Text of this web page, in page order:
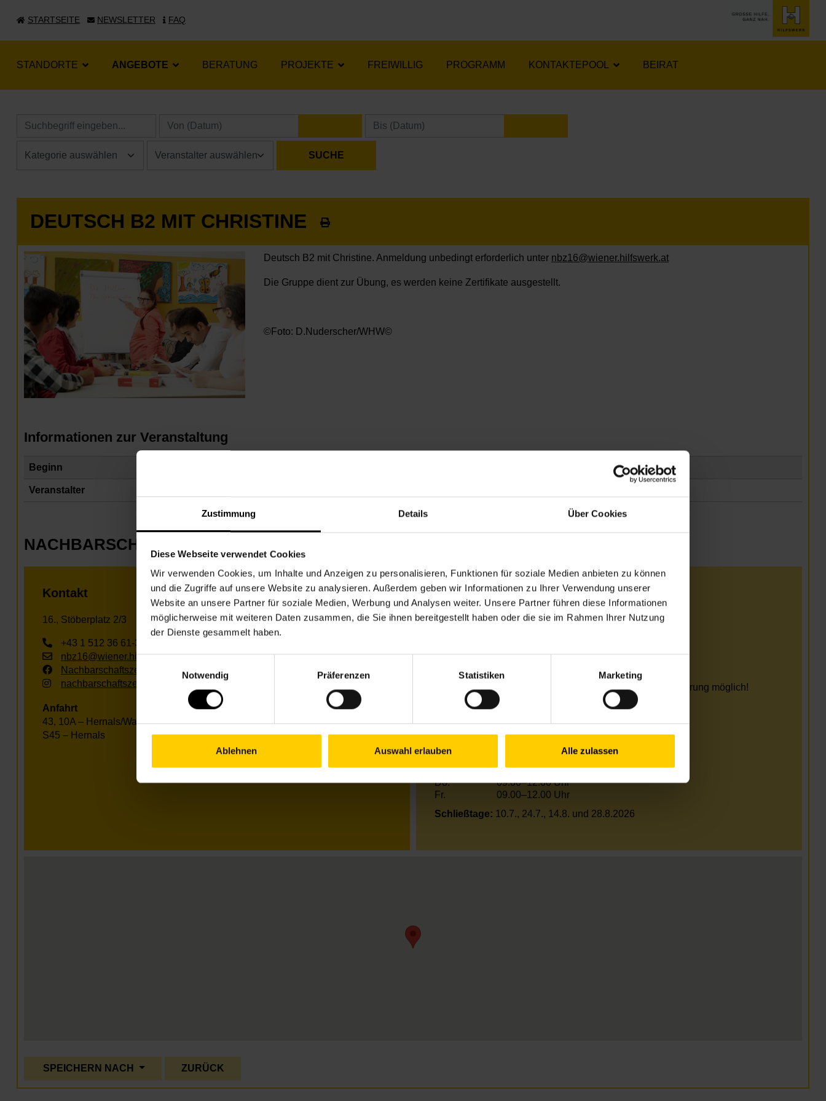
Zustimmung Details Über Cookies
Diese Webseite verwendet Cookies
Wir verwenden Cookies, um Inhalte und Anzeigen zu personalisieren, Funktionen für soziale Medien anbieten zu können
und die Zugriffe auf unsere Website zu analysieren. Außerdem geben wir Informationen zu Ihrer Verwendung unserer
Website an unsere Partner für soziale Medien, Werbung und Analysen weiter. Unsere Partner führen diese Informationen
möglicherweise mit weiteren Daten zusammen, die Sie ihnen bereitgestellt haben oder die sie im Rahmen Ihrer Nutzung
der Dienste gesammelt haben.
Einwilligungsauswahl
Notwendig
Präferenzen Statistiken Marketing
Ablehnen Auswahl erlauben Alle zulassen
STARTSEITE NEWSLETTER FAQ
STANDORTE ANGEBOTE BERATUNG PROJEKTE FREIWILLIG PROGRAMM KONTAKTEPOOL BEIRAT
KALENDER ÖFFNEN
DEUTSCH B2 MIT CHRISTINE
Deutsch B2 mit Christine. Anmeldung unbedingt erforderlich unter nbz16@wiener.hilfswerk.at
Die Gruppe dient zur Übung, es werden keine Zertifikate ausgestellt.
©Foto: D.Nuderscher/WHW©
Informationen zur Veranstaltung
Beginn
Veranstalter
NACHBARSCHAFTSZENTRUM 16
Kontakt
16., Stöberplatz 2/3
+43 1 512 36 61-3550
nbz16@wiener.hilfswerk.at
Nachbarschaftszentren
nachbarschaftszentren.wien
Anfahrt
43, 10A – Hernals/Wattgasse
S45 – Hernals
Öffnungszeiten
Mo.
13.00–17.00 Uhr
Do.
09.00–12.00 Uhr
Außerhalb der Öffnungszeiten sind Termine nach Vereinbarung möglich!
Mo.
13.00–17.00 Uhr
Di.
09.00–12.00 Uhr
Mi.
13.00–17.00 Uhr
Do.
09.00–12.00 Uhr
Fr.
09.00–12.00 Uhr
Schließtage: 10.7., 24.7., 14.8. und 28.8.2026
SPEICHERN NACH ZURÜCK